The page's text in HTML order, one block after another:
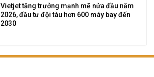
Vietjet tăng trưởng mạnh mẽ nửa đầu năm
2026, đầu tư đội tàu hơn 600 máy bay đến
2030